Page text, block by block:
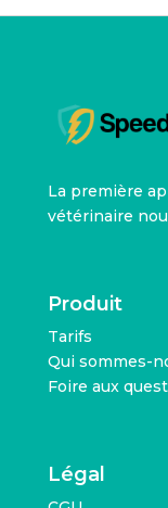
La première
vétérinaire
Produit
Tarifs
Qui sommes-
Foire aux
Légal